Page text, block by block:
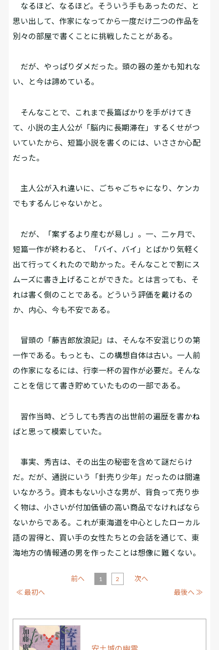
なるほど、なるほど。そういう手もあったのだ、と
思い出して、作家になってから一度だけ二つの作品を
別々の部屋で書くことに挑戦したことがある。
だが、やっぱりダメだった。頭の器の差かも知れな
い、と今は諦めている。
そんなことで、これまで長篇ばかりを手がけてき
て、小説の主人公が「脳内に長期滞在」するくせがつ
いていたから、短篇小説を書くのには、いささか心配
だった。
主人公が入れ違いに、ごちゃごちゃになり、ケンカ
でもするんじゃないかと。
だが、「案ずるより産むが易し」。一、二ヶ月で、
短篇一作が終わると、「バイ、バイ」とばかり気軽く
出て行ってくれたので助かった。そんなことで割にス
ムーズに書き上げることができた。とは言っても、そ
れは書く側のことである。どういう評価を戴けるの
か、内心、今も不安である。
冒頭の「藤吉郎放浪記」は、そんな不安混じりの第
一作である。もっとも、この構想自体は古い。一人前
の作家になるには、行李一杯の習作が必要だ。そんな
ことを信じて書き貯めていたものの一部である。
習作当時、どうしても秀吉の出世前の遍歴を書かね
ばと思って模索していた。
事実、秀吉は、その出生の秘密を含めて謎だらけ
だ。だが、通説にいう「針売り少年」だったのは間違
いなかろう。資本もない小さな男が、背負って売り歩
く物は、小さいが付加価値の高い商品でなければなら
ないからである。これが東海道を中心としたローカル
語の習得と、買い手の女性たちとの会話を通じて、東
海地方の情報通の男を作ったことは想像に難くない。
≪ 最初へ
前へ 1 2
次へ
最後へ ≫
安土城の幽霊